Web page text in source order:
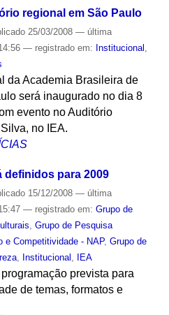
regional em São Paulo
25/03/2008 — última
— registrado em: Institucional ,
da Academia Brasileira de
será inaugurado no dia 8
evento no Auditório
no IEA.
definidos para 2009
15/12/2008 — última
— registrado em: Grupo de
, Grupo de Pesquisa
e Competitividade - NAP, Grupo de
, Institucional , IEA
prevista para
de temas, formatos e